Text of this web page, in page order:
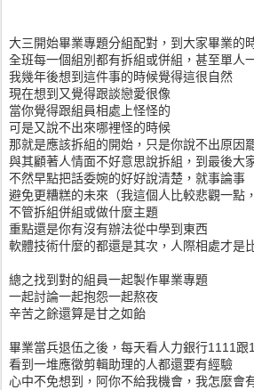
大三開始畢業專題分組配對，到大家畢業的
全班每一個組別都有拆組或併組，甚至單人
我幾年後想到這件事的時候覺得這很自然
現在想到又覺得跟談戀愛很像
當你覺得跟組員相處上怪怪的
可是又說不出來哪裡怪的時候
那就是應該拆組的開始，只是你說不出原因
與其顧著人情面不好意思說拆組，到最後大
不然早點把話委婉的好好說清楚，就事論事
避免更糟糕的未來（我這個人比較悲觀一點
不管拆組併組或做什麼主題
重點還是你有沒有辦法從中學到東西
軟體技術什麼的都還是其次，人際相處才是
總之找到對的組員一起製作畢業專題
一起討論一起抱怨一起熬夜
辛苦之餘還算是甘之如飴
畢業當兵退伍之後，每天看人力銀行1111跟
看到一堆應徵剪輯助理的人都還要有經驗
心中不免想到，阿你不給我機會，我怎麼會